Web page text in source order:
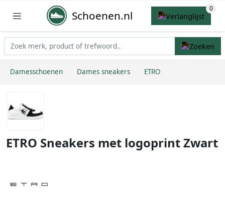
Schoenen.nl
Damesschoenen Dames sneakers ETRO
ETRO Sneakers met logoprint Zwart